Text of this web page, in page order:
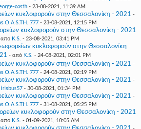
oasth- 23-08-2021, 11:39 AM
κυκλοφορούν στην Θεσσαλονίκη - 2021 -
O.A.S.TH. 777- 23-08-2021, 12:15 PM
κυκλοφορούν στην Θεσσαλονίκη - 2021
K.S. - 23-08-2021, 03:41 PM
κυκλοφορούν στην Θεσσαλονίκη -
- από K.S. - 24-08-2021, 02:01 PM
κυκλοφορούν στην Θεσσαλονίκη - 2021 -
O.A.S.TH. 777- 24-08-2021, 02:19 PM
κυκλοφορούν στην Θεσσαλονίκη - 2021 -
irisbus57- 30-08-2021, 01:34 PM
κυκλοφορούν στην Θεσσαλονίκη - 2021 -
O.A.S.TH. 777- 31-08-2021, 05:25 PM
κυκλοφορούν στην Θεσσαλονίκη - 2021
K.S. - 01-09-2021, 10:05 AM